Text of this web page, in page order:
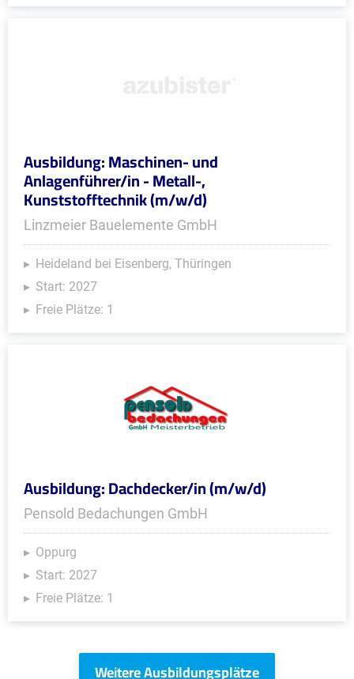
Ausbildung: Maschinen- und
Anlagenführer/in - Metall-,
Kunststofftechnik (m/w/d)
Linzmeier Bauelemente GmbH
Heideland bei Eisenberg, Thüringen
Start: 2027
Freie Plätze: 1
Ausbildung: Dachdecker/in (m/w/d)
Pensold Bedachungen GmbH
Oppurg
Start: 2027
Freie Plätze: 1
Weitere Ausbildungsplätze